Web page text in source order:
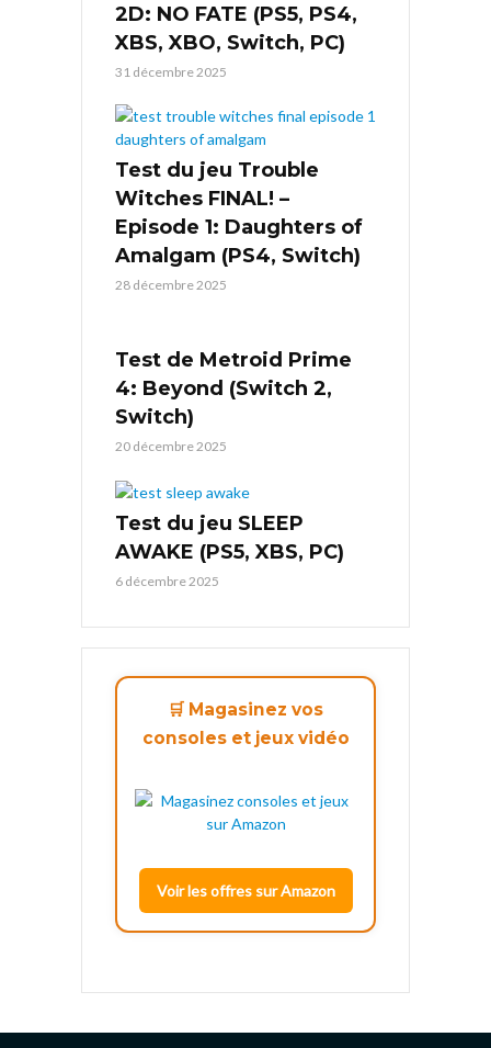
2D: NO FATE (PS5, PS4,
XBS, XBO, Switch, PC)
31 décembre 2025
Test du jeu Trouble
Witches FINAL! –
Episode 1: Daughters of
Amalgam (PS4, Switch)
28 décembre 2025
Test de Metroid Prime
4: Beyond (Switch 2,
Switch)
20 décembre 2025
Test du jeu SLEEP
AWAKE (PS5, XBS, PC)
6 décembre 2025
🛒 Magasinez vos
consoles et jeux vidéo
Voir les offres sur Amazon